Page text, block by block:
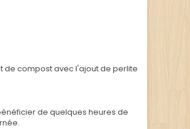
de compost avec l'ajout de perlite
de quelques heures de